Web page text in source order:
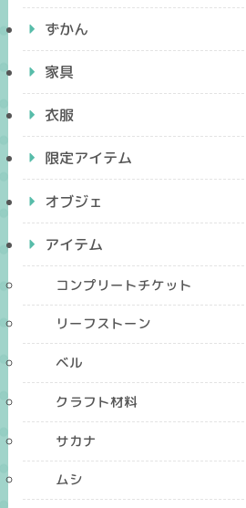
ずかん
家具
衣服
限定アイテム
オブジェ
アイテム
コンプリートチケット
リーフストーン
ベル
クラフト材料
サカナ
ムシ